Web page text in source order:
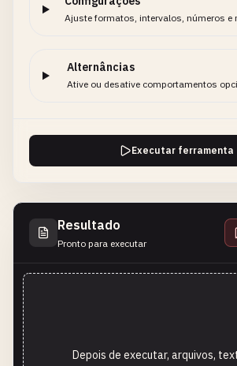
Ajuste formatos, intervalos, números e
Alternâncias
Ative ou desative comportamentos
Executar ferramenta
Resultado
Pronto para executar
Depois de executar, arquivos,